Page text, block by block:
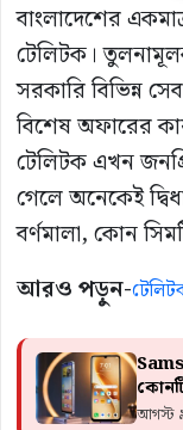
বাংলাদেশের
টেলিটক।
সরকারি বিভিন্ন
বিশেষ অফারের
টেলিটক এখন
গেলে অনেকেই
বর্ণমালা, কোন
আরও পড়ুন-
আগস্ট